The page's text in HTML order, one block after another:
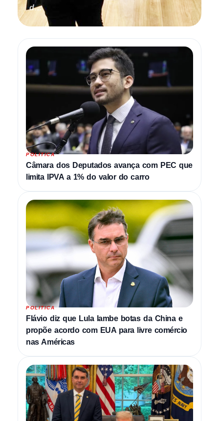
d...
POLITICA
Câmara dos Deputados avança com PEC que
limita IPVA a 1% do valor do carro
POLITICA
Flávio diz que Lula lambe botas da China e
propõe acordo com EUA para livre comércio
nas Américas